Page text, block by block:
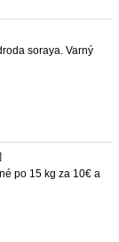
soraya. Varný
po 15 kg za 10€ a